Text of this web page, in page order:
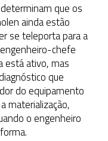
que os
ainda estão
se teleporta para a
chefe
está ativo, mas
que
do equipamento
materialização,
o engenheiro